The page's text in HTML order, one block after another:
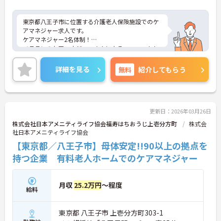
東京都八王子市に位置する介護老人保険施設でのケ
アマネジャー求人です。
ケアマネジャー2名体制！
ベテランのケアマネジャーさんによるフォローもし
っかり受けることが出来ます！
また、福利厚生が充実しており、リフレッシュ休暇
等の他に、
誕生日休暇も取得していただくことが可能です！
ご興味のある方はお気軽にお問い合わせ下さい。
詳細を見る 無料 紹介してもらう
更新日：2026年03月26日
株式会社日本アメニティライフ協会福寿はちおうじ上壱分方町
株式会
社日本アメニティライフ協会
【東京都／八王子市】母体安定!!90以上の拠点を
持つ企業 有料老人ホームでのケアマネジャー
給料 月収 25.2万円～程度
東京都 八王子市 上壱分方町303-1